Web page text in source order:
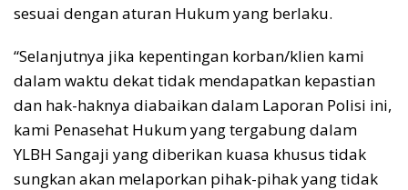
sesuai dengan aturan Hukum yang berlaku.
“Selanjutnya jika kepentingan korban/klien kami
dalam waktu dekat tidak mendapatkan kepastian
dan hak-haknya diabaikan dalam Laporan Polisi ini,
kami Penasehat Hukum yang tergabung dalam
YLBH Sangaji yang diberikan kuasa khusus tidak
sungkan akan melaporkan pihak-pihak yang tidak